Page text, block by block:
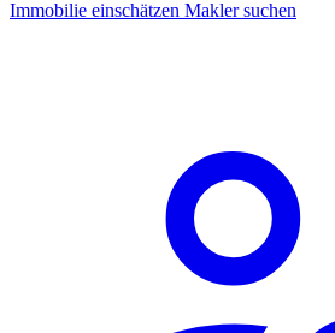
Immobilie einschätzen Makler suchen